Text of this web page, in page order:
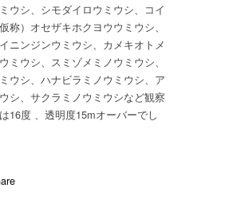
ウシ、シモダイロウミウシ、コイ
称）オセザキホクヨウウミウシ、
ニンジンウミウシ、カメキオトメ
ミウシ、スミゾメミノウミウシ、
ウシ、ハナビラミノウミウシ、ア
シ、サクラミノウミウシなど観察
16度 、透明度15mオーバーでし